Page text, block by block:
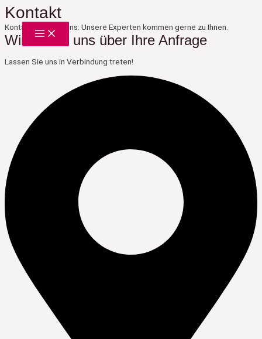
Zum
Inhalt
springen
Main
Menu
Kontakt
Kontaktieren Sie uns: Unsere Experten kommen gerne zu Ihnen.
Wir freuen uns über Ihre Anfrage
Lassen Sie uns in Verbindung treten!